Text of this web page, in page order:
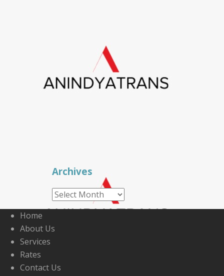
Archives
Archives
Home
About Us
Services
Rates
Contact Us